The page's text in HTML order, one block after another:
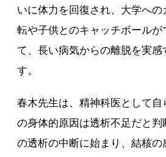
いに体力を回復され、大学へ
転や子供とのキャッチボールが
て、長い病気からの離脱を実感
す。
春木先生は、精神科医として
の身体的原因は透析不足だと
の透析の中断に始まり、結核